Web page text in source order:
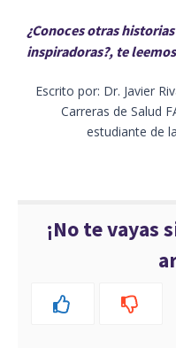
¿Conoces otras
inspiradoras?, te
Escrito por: Dr. Javier
Carreras de Salud
estudiante de
¡No te vayas